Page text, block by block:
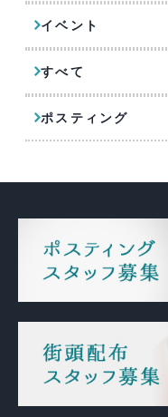
イベント
すべて
ポスティング